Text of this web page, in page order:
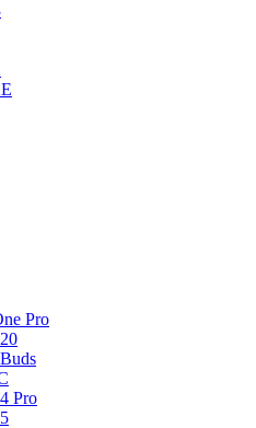
Pro
Pro